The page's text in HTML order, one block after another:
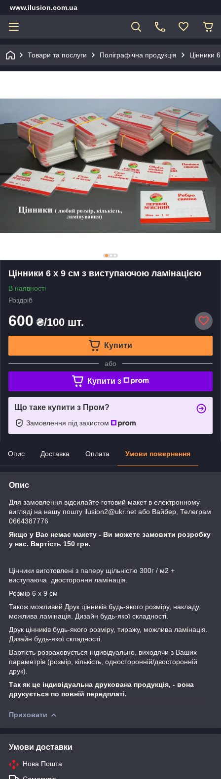
www.ilusion.com.ua
Товари та послуги Поліграфічна продукція Цінники
Цінники 6 х 9 см з виступаючою ламінацією
В наявності
Роздріб
600 ₴/100 шт.
Купити
або
Купити з
Що таке купити з Пром?
Замовлення під захистом
Опис Доставка Оплата Умови повернення
Опис
Для замовлення відсилайте готовий макет в електронному
вигляді на нашу пошту ilusion2@ukr.net або Вайбер, Телеграм
0664387776
Якщо у Вас немає макету - Ви можете замовити розробку
у нас. Вартість 150 грн.
Цінники виготовлені з паперу щільністю 300г / м2 +
виступаюча двостороння ламінація.
Розмір 6 х 9 см
Також можливий Друк цінників будь-якого розміру, накладу,
можлива ламінація. Дизайн будь-якої складності.
Друк цінників будь-якого розміру, тиражу, можлива ламінація.
Дизайн будь-якої складності.
Вартість розраховується індивідуально, виходячи з Ваших
параметрів (розмір, кількість, односторонній/двосторонній
друк).
Так як це індивідуальна друкована продукція, - вона
друкується по повній передплаті.
Приховати
Умови доставки
Нова Пошта